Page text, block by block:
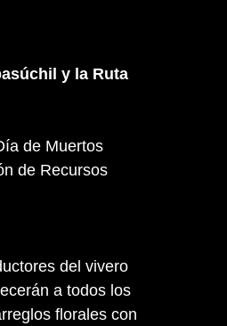
y la Ruta
de Muertos
de Recursos
del vivero
a todos los
florales con